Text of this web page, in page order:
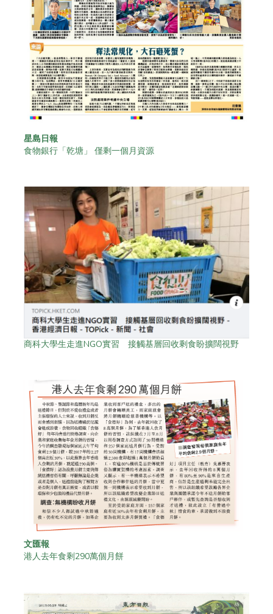
星島日報
食物銀行「乾塘」 僅剩一個月資源
商科大學生走進NGO實習 接觸基層回收剩食盼擴闊視野
文匯報
港人去年食剩290萬個月餅